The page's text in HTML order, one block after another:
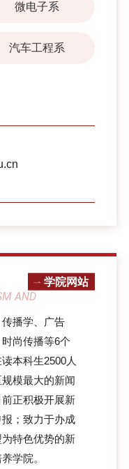
微电子系
汽车工程系
AND
学院网站
播学、广告
尚传播等6个
本科生2500人
模最大的新闻
正积极开展新
；致力于办成
特色优势的新
学院。